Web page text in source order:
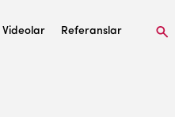
Videolar
Referanslar